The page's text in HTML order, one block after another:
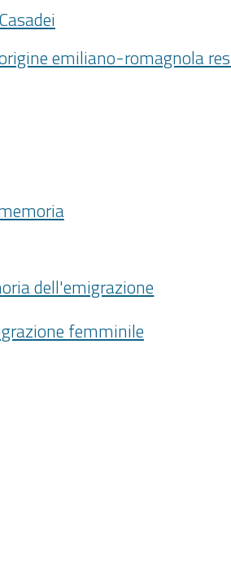
emiliano-romagnola
dell'emigrazione
femminile